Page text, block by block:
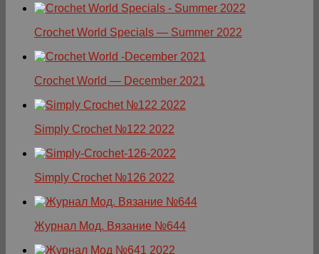
Crochet World Specials — Summer 2022
Crochet World — December 2021
Simply Crochet №122 2022
Simply Crochet №126 2022
Журнал Мод. Вязание №644